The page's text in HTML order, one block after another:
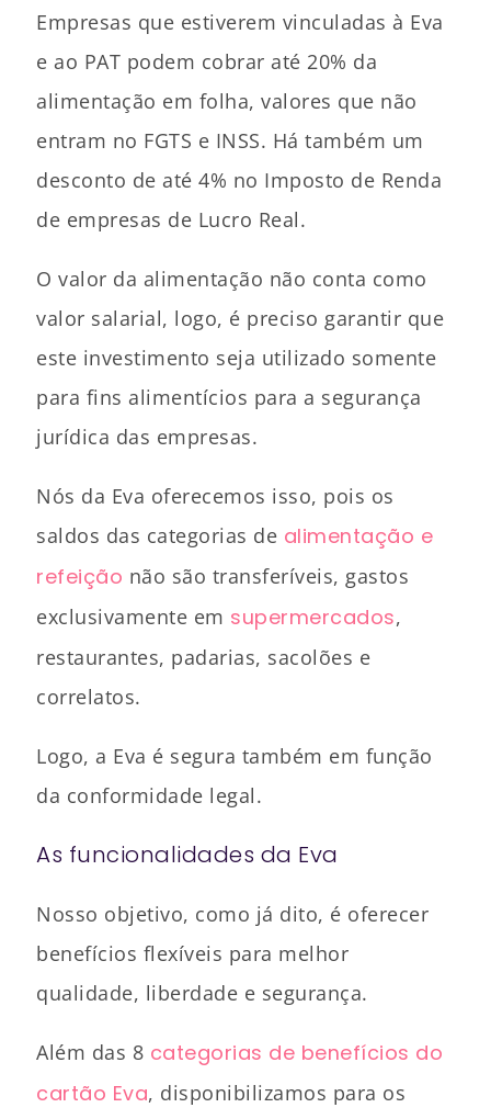
Empresas que estiverem vinculadas à Eva
e ao PAT podem cobrar até 20% da
alimentação em folha, valores que não
entram no FGTS e INSS. Há também um
desconto de até 4% no Imposto de Renda
de empresas de Lucro Real.
O valor da alimentação não conta como
valor salarial, logo, é preciso garantir que
este investimento seja utilizado somente
para fins alimentícios para a segurança
jurídica das empresas.
Nós da Eva oferecemos isso, pois os
saldos das categorias de alimentação e
refeição não são transferíveis, gastos
exclusivamente em supermercados,
restaurantes, padarias, sacolões e
correlatos.
Logo, a Eva é segura também em função
da conformidade legal.
As funcionalidades da Eva
Nosso objetivo, como já dito, é oferecer
benefícios flexíveis para melhor
qualidade, liberdade e segurança.
Além das 8 categorias de benefícios do
cartão Eva, disponibilizamos para os